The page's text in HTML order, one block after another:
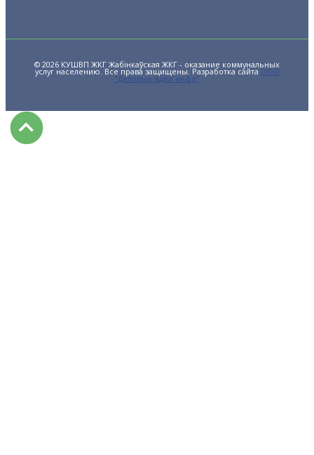
© 2026 КУШВП ЖКГ Жабінкаўская ЖКГ - оказание коммунальных
услуг населению. Все права защищены. Разработка сайтаООО
"Деловые идеи инфо"